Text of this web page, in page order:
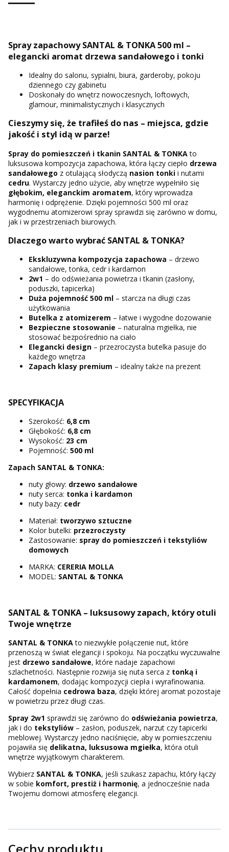
Spray zapachowy SANTAL & TONKA 500 ml –
elegancki aromat drzewa sandałowego i tonki
Idealny do salonu, sypialni, biura, garderoby, pokoju
dziennego czy gabinetu
Doskonały do wnętrz nowoczesnych, loftowych,
glamour, minimalistycznych i klasycznych
Cieszymy się, że trafiłeś do nas – miejsca, gdzie
jakość i styl idą w parze!
Spray do pomieszczeń i tkanin SANTAL & TONKAto
luksusowa kompozycja zapachowa, która łączy ciepło drzewa
sandałowego z otulającą słodyczą nasion tonki i nutami
cedru. Wystarczy jedno użycie, aby wnętrze wypełniło się
głębokim, eleganckim aromatem, który wprowadza
harmonię i odprężenie. Dzięki pojemności 500 ml oraz
wygodnemu atomizerowi spray sprawdzi się zarówno w domu,
jak i w przestrzeniach biurowych.
Dlaczego warto wybrać SANTAL & TONKA?
Ekskluzywna kompozycja zapachowa – drzewo
sandałowe, tonka, cedr i kardamon
2w1 – do odświeżania powietrza i tkanin (zasłony,
poduszki, tapicerka)
Duża pojemność 500 ml – starcza na długi czas
użytkowania
Butelka z atomizerem – łatwe i wygodne dozowanie
Bezpieczne stosowanie – naturalna mgiełka, nie
stosować bezpośrednio na ciało
Elegancki design – przezroczysta butelka pasuje do
każdego wnętrza
Zapach klasy premium – idealny także na prezent
SPECYFIKACJA
Szerokość: 6,8 cm
Głębokość: 6,8 cm
Wysokość: 23 cm
Pojemność: 500 ml
Zapach SANTAL & TONKA:
nuty głowy: drzewo sandałowe
nuty serca: tonka i kardamon
nuty bazy: cedr
Materiał: tworzywo sztuczne
Kolor butelki: przezroczysty
Zastosowanie: spray do pomieszczeń i tekstyliów
domowych
MARKA: CERERIA MOLLA
MODEL: SANTAL & TONKA
SANTAL & TONKA – luksusowy zapach, który otuli
Twoje wnętrze
SANTAL & TONKAto niezwykłe połączenie nut, które
przenoszą w świat elegancji i spokoju. Na początku wyczuwalne
jest drzewo sandałowe, które nadaje zapachowi
szlachetności. Następnie rozwija się nuta serca z tonką i
kardamonem, dodając kompozycji ciepła i wyrafinowania.
Całość dopełnia cedrowa baza, dzięki której aromat pozostaje
w powietrzu przez długi czas.
Spray 2w1 sprawdzi się zarówno do odświeżania powietrza,
jak i do tekstyliów – zasłon, poduszek, narzut czy tapicerki
meblowej. Wystarczy jedno naciśnięcie, aby w pomieszczeniu
pojawiła się delikatna, luksusowa mgiełka, która otuli
wnętrze wyjątkowym charakterem.
Wybierz SANTAL & TONKA, jeśli szukasz zapachu, który łączy
w sobie komfort, prestiż i harmonię, a jednocześnie nada
Twojemu domowi atmosferę elegancji.
Cechy produktu